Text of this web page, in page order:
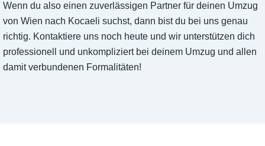
Wenn du also einen zuverlässigen Partner für deinen Umzug
von Wien nach Kocaeli suchst, dann bist du bei uns genau
richtig. Kontaktiere uns noch heute und wir unterstützen dich
professionell und unkompliziert bei deinem Umzug und allen
damit verbundenen Formalitäten!